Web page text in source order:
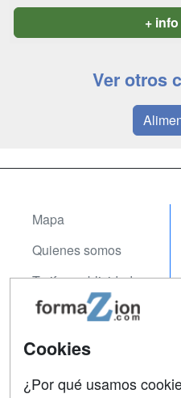
+
Ver otros
Mapa
Quienes somos
Tarifas publicidad
Acceso Usuarios
Acceso Centros
Cookies
¿Por qué usamos